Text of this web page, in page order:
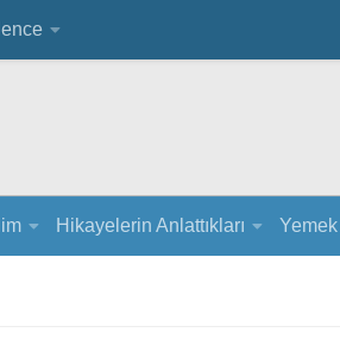
Hikayelerin Anlattıkları Yemek